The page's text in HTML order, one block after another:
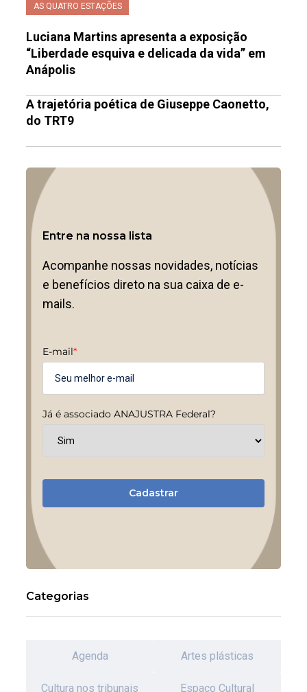
AS QUATRO ESTAÇÕES
Luciana Martins apresenta a exposição
“Liberdade esquiva e delicada da vida” em
Anápolis
A trajetória poética de Giuseppe Caonetto,
do TRT9
Entre na nossa lista
Acompanhe nossas novidades, notícias
e benefícios direto na sua caixa de e-
mails.
E-mail*
Já é associado ANAJUSTRA Federal?
Cadastrar
Categorias
Agenda Artes plásticas
Cultura nos tribunais Espaco Cultural